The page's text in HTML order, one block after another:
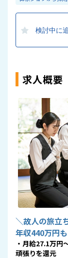
検討中に
求人概要
＼故人の旅立
年収440万円
・月給27.1万
頑張りを還元